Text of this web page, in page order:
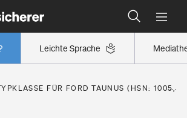
Leichte Sprache
Jetzt Versicherer finden
ist Ihre Region eingestuft
Jetzt Versicherer finden
FÜR FORD TAUNUS (HSN: 1005,